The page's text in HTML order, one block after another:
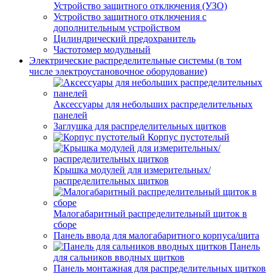
Устройство защитного отключения (УЗО)
Устройство защитного отключения с
дополнительным устройством
Цилиндрический предохранитель
Частотомер модульный
Электрические распределительные системы (в том
числе электроустановочное оборудование)
Аксессуары для небольших распределительных
панелей
Заглушка для распределительных щитков
Корпус пустотелый
Крышка модулей для измерительных/
распределительных щитков
Малогабаритный распределительный щиток в
сборе
Панель ввода для малогабаритного корпуса/щита
Панель
для сальников вводных щитков
Панель монтажная для распределительных щитков